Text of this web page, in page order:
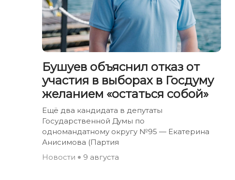
Бушуев объяснил отказ от
участия в выборах в Госдуму
желанием «остаться собой»
Ещё два кандидата в депутаты
Государственной Думы по
одномандатному округу №95 — Екатерина
Анисимова (Партия
Новости
9 августа